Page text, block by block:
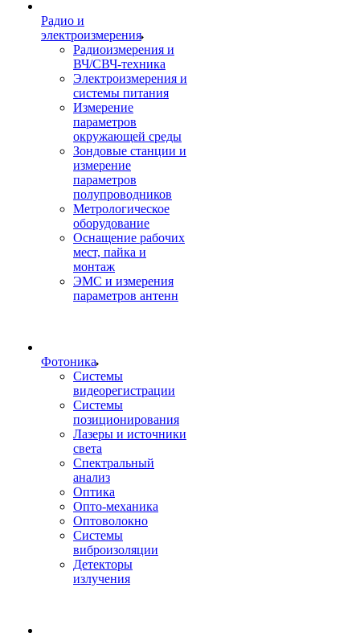
Радио и
электроизмерения
Радиоизмерения и
ВЧ/СВЧ-техника
Электроизмерения и
системы питания
Измерение
параметров
окружающей среды
Зондовые станции и
измерение
параметров
полупроводников
Метрологическое
оборудование
Оснащение рабочих
мест, пайка и
монтаж
ЭМС и измерения
параметров антенн
Фотоника
Cистемы
видеорегистрации
Системы
позиционирования
Лазеры и источники
света
Спектральный
анализ
Оптика
Опто-механика
Оптоволокно
Системы
виброизоляции
Детекторы
излучения